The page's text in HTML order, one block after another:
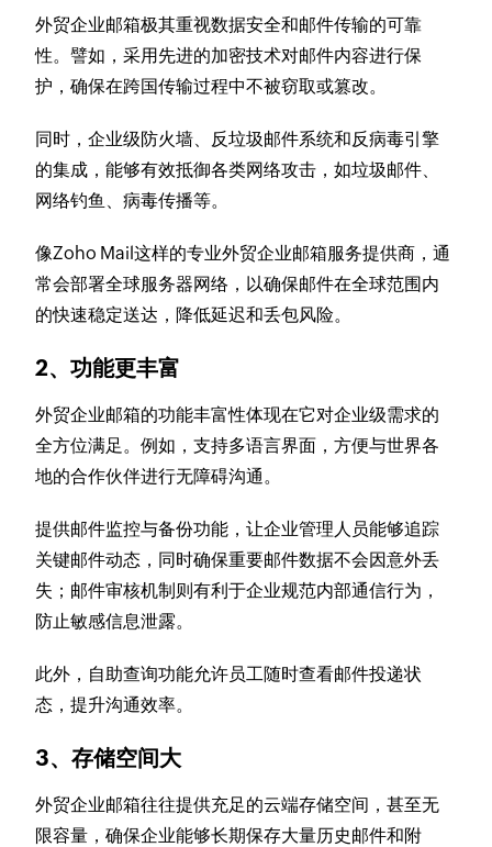
外贸企业邮箱极其重视数据安全和邮件传输的可靠
性。譬如，采用先进的加密技术对邮件内容进行保
护，确保在跨国传输过程中不被窃取或篡改。
同时，企业级防火墙、反垃圾邮件系统和反病毒引擎
的集成，能够有效抵御各类网络攻击，如垃圾邮件、
网络钓鱼、病毒传播等。
像Zoho Mail这样的专业外贸企业邮箱服务提供商，通
常会部署全球服务器网络，以确保邮件在全球范围内
的快速稳定送达，降低延迟和丢包风险。
2、功能更丰富
外贸企业邮箱的功能丰富性体现在它对企业级需求的
全方位满足。例如，支持多语言界面，方便与世界各
地的合作伙伴进行无障碍沟通。
提供邮件监控与备份功能，让企业管理人员能够追踪
关键邮件动态，同时确保重要邮件数据不会因意外丢
失；邮件审核机制则有利于企业规范内部通信行为，
防止敏感信息泄露。
此外，自助查询功能允许员工随时查看邮件投递状
态，提升沟通效率。
3、存储空间大
外贸企业邮箱往往提供充足的云端存储空间，甚至无
限容量，确保企业能够长期保存大量历史邮件和附